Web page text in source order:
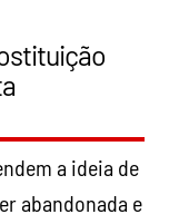
a ideia de
abandonada e